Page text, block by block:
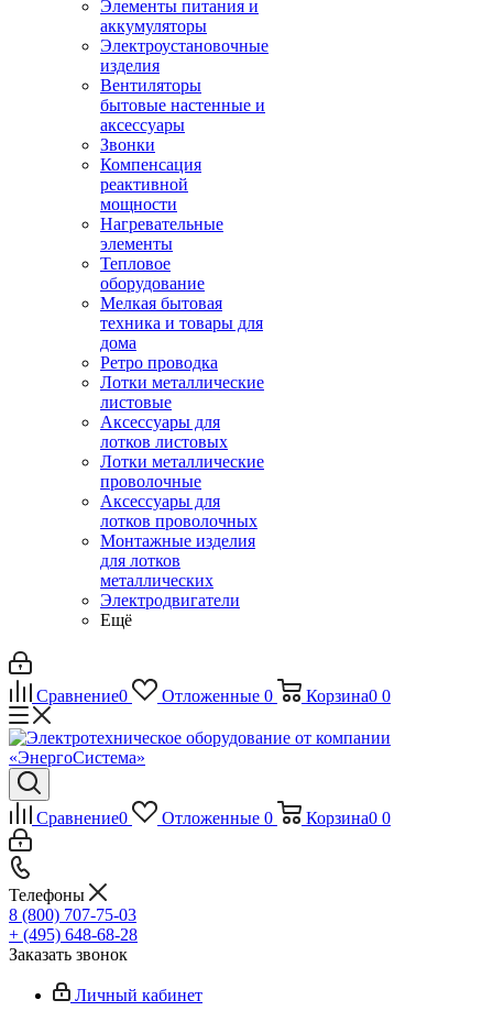
Элементы питания и
аккумуляторы
Электроустановочные
изделия
Вентиляторы
бытовые настенные и
аксессуары
Звонки
Компенсация
реактивной
мощности
Нагревательные
элементы
Тепловое
оборудование
Мелкая бытовая
техника и товары для
дома
Ретро проводка
Лотки металлические
листовые
Аксессуары для
лотков листовых
Лотки металлические
проволочные
Аксессуары для
лотков проволочных
Монтажные изделия
для лотков
металлических
Электродвигатели
Ещё
Сравнение0 Отложенные 0 Корзина0 0
Сравнение0 Отложенные 0 Корзина0 0
Телефоны
8 (800) 707-75-03
+ (495) 648-68-28
Заказать звонок
Личный кабинет